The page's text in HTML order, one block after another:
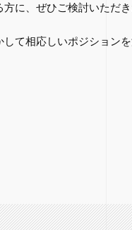
に、ぜひご検討いただき
て相応しいポジションを